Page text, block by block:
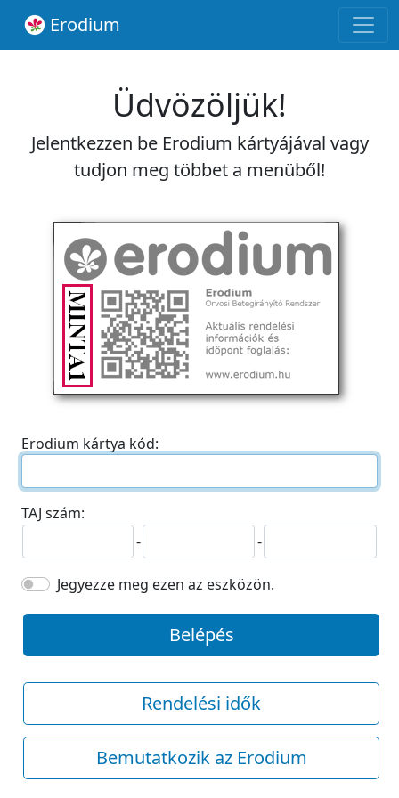
Erodium
Üdvözöljük!
Jelentkezzen be Erodium kártyájával vagy
tudjon meg többet a menüből!
Erodium kártya kód:
TAJ szám:
-
-
Jegyezze meg ezen az eszközön.
Belépés
Rendelési idők
Bemutatkozik az Erodium